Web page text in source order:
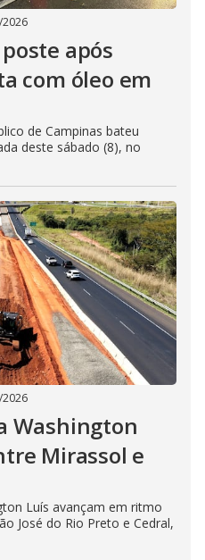
após
com óleo em
de Campinas bateu
deste sábado (8), no
Washington
Mirassol e
Luís avançam em ritmo
José do Rio Preto e Cedral,